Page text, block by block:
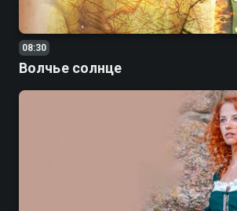
08:30
Волчье солнце